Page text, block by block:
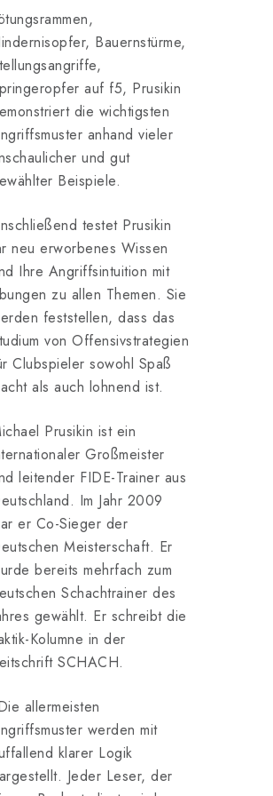
Bauernstürme,
auf f5, Prusikin
die wichtigsten
anhand vieler
und gut
Beispiele.
testet Prusikin
neu erworbenes Wissen
Ihre Angriffsintuition mit
zu allen Themen. Sie
feststellen, dass das
von Offensivstrategien
Clubspieler sowohl Spaß
als auch lohnend ist.
Prusikin ist ein
Großmeister
leitender FIDE-Trainer aus
Im Jahr 2009
er Co-Sieger der
Meisterschaft. Er
bereits mehrfach zum
Schachtrainer des
gewählt. Er schreibt die
Kolumne in der
SCHACH.
allermeisten
werden mit
klarer Logik
Jeder Leser, der